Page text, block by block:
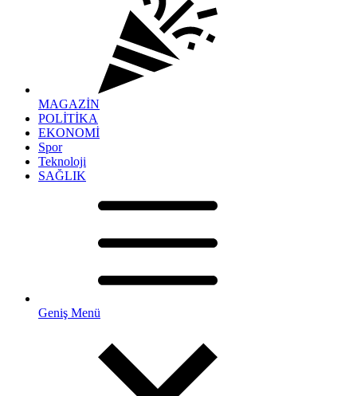
MAGAZİN
POLİTİKA
EKONOMİ
Spor
Teknoloji
SAĞLIK
Geniş Menü